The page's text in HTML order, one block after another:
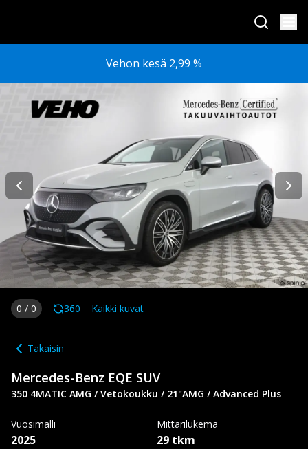
Vehon kesä 2,99 %
0 / 0 360 Kaikki kuvat
Takaisin
Mercedes-Benz EQE SUV
350 4MATIC AMG / Vetokoukku / 21"AMG / Advanced Plus
Vuosimalli
2025
Mittarilukema
29 tkm